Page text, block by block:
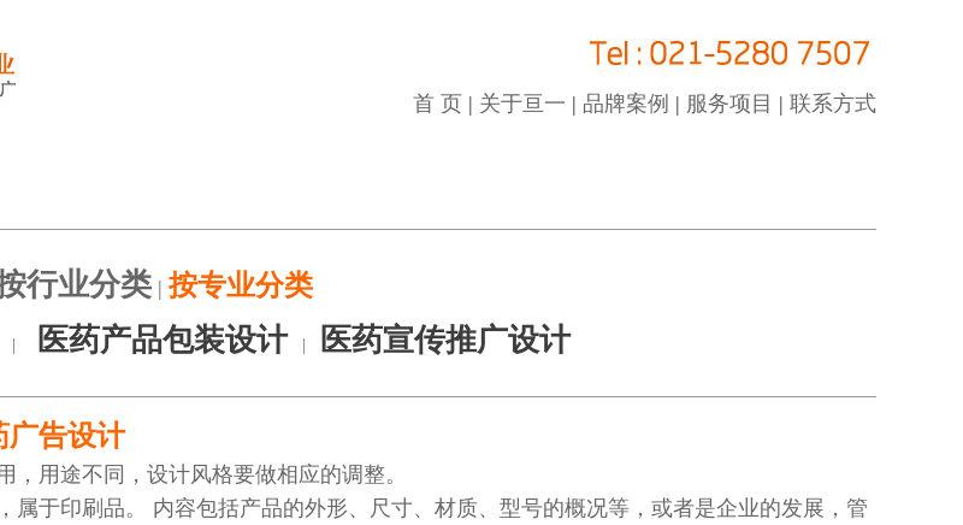
首 页 | 关于亘一 | 品牌案例 | 服务项目 | 联系方式
行业分类 | 按专业分类
医药产品包装设计 医药宣传推广设计
广告设计
用途不同，设计风格要做相应的调整。
于印刷品。 内容包括产品的外形、尺寸、材质、型号的概况等，或者是企业的发展，管